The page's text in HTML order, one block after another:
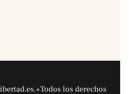
los derechos